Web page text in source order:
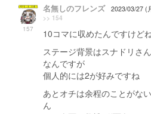
157
名無しのフレンズ 2023/03/27 (
>> 154
10コマに収めたんですけど
ステージ背景はスナドリさ
なんですが
個人的には2が好みですね
あとオチは余程のことがな
ん